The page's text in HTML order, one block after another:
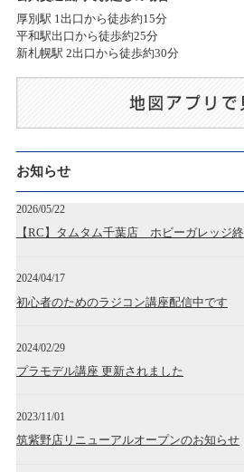
厚別駅 1出口から徒歩約15分
平和駅出口から徒歩約25分
新札幌駅 2出口から徒歩約30分
お知らせ
2026/05/22
【RC】タムタム千葉店 ホビーガレッジ
2024/04/17
初心者のためのラジコン講座配信中です
2024/02/29
プラモデル講座 更新されました
2023/11/01
筑紫野店リニューアルオープンのお知らせ